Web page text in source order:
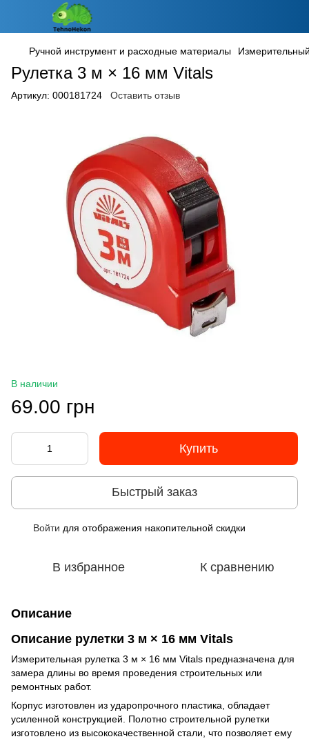
Ручной инструмент и расходные материалы
Рулетка 3 м × 16 мм Vitals
Артикул: 000181724 Оставить отзыв
В наличии
69.00 грн
Купить
Быстрый заказ
Войти для отображения накопительной скидки
В избранное К сравнению
Описание
Описание рулетки 3 м × 16 мм Vitals
Измерительная рулетка 3 м × 16 мм Vitals предназначена для
замера длины во время проведения строительных или
ремонтных работ.
Корпус изготовлен из ударопрочного пластика, обладает
усиленной конструкцией. Полотно строительной рулетки
изготовлено из высококачественной стали, что позволяет ему